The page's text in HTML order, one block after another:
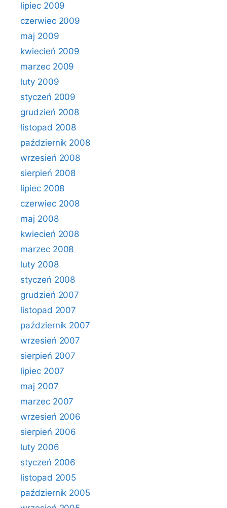
lipiec 2009
czerwiec 2009
maj 2009
kwiecień 2009
marzec 2009
luty 2009
styczeń 2009
grudzień 2008
listopad 2008
październik 2008
wrzesień 2008
sierpień 2008
lipiec 2008
czerwiec 2008
maj 2008
kwiecień 2008
marzec 2008
luty 2008
styczeń 2008
grudzień 2007
listopad 2007
październik 2007
wrzesień 2007
sierpień 2007
lipiec 2007
maj 2007
marzec 2007
wrzesień 2006
sierpień 2006
luty 2006
styczeń 2006
listopad 2005
październik 2005